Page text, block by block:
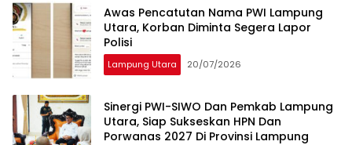
Awas Pencatutan Nama PWI Lampung
Utara, Korban Diminta Segera Lapor
Polisi
Lampung Utara 20/07/2026
Sinergi PWI-SIWO Dan Pemkab Lampung
Utara, Siap Sukseskan HPN Dan
Porwanas 2027 Di Provinsi Lampung